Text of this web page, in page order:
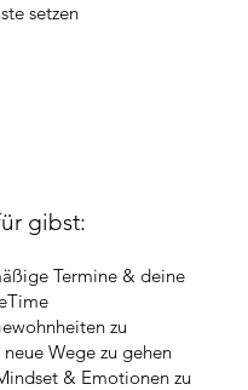
setzen
gibst:
Termine & deine
zu
Wege zu gehen
& Emotionen zu